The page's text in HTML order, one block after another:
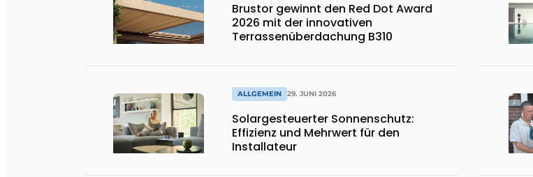
Brustor gewinnt den Red Dot Award
2026 mit der innovativen
Terrassenüberdachung B310
ALLGEMEIN 29. JUNI 2026
Solargesteuerter Sonnenschutz:
Effizienz und Mehrwert für den
Installateur